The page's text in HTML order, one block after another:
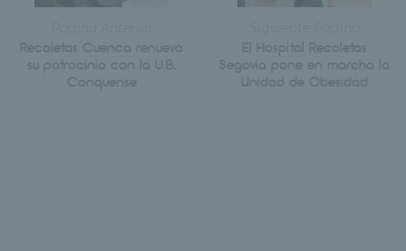
Recoletas Cuenca renueva
su patrocinio con la U.B.
Conquense
El Hospital Recoletas
Segovia pone en marcha la
Unidad de Obesidad